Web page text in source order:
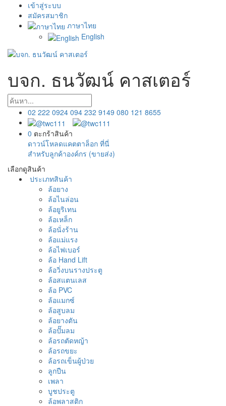
เข้าสู่ระบบ
สมัครสมาชิก
ภาษาไทย
English
บจก. ธนวัฒน์ คาสเตอร์
02 222 0924 094 232 9149 080 121 8655
0 ตะกร้าสินค้า
ดาวน์โหลดแคตตาล็อก ที่นี่
สำหรับลูกค้าองค์กร (ขายส่ง)
เลือกดูสินค้า
ประเภทสินค้า
ล้อยาง
ล้อไนล่อน
ล้อยูริเทน
ล้อเหล็ก
ล้อนั่งร้าน
ล้อแม่แรง
ล้อไฟเบอร์
ล้อ Hand Lift
ล้อวิ่งบนรางประตู
ล้อสแตนเลส
ล้อ PVC
ล้อแมกซ์
ล้อสูบลม
ล้อยางตัน
ล้อปั๊มลม
ล้อรถตัดหญ้า
ล้อรถขยะ
ล้อรถเข็นผู้ป่วย
ลูกปืน
เพลา
บูชประตู
ล้อพลาสติก